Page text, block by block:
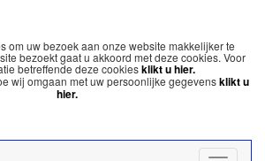
om uw bezoek aan onze website makkelijker te
bezoekt gaat u akkoord met deze cookies. Voor
betreffende deze cookiesklikt u hier.
wij omgaan met uw persoonlijke gegevensklikt u
hier.